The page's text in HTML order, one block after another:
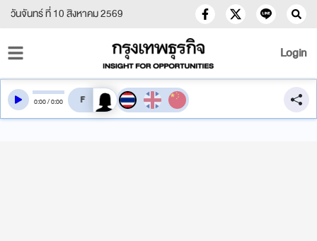
วันจันทร์ ที่ 10 สิงหาคม 2569
Login
0:00/0:00 สลับเสียงอ่าน